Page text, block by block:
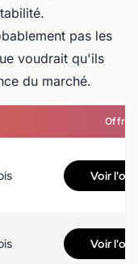
pas les
voudrait qu'ils
du marché.
Offre
Voir
Voir